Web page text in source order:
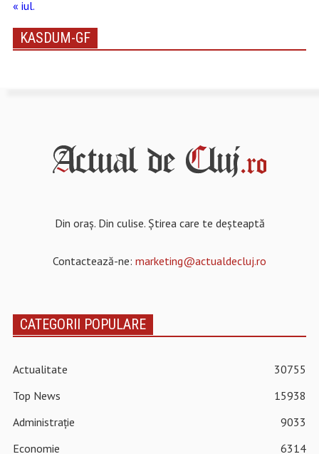
« iul.
KASDUM-GF
Din oraș. Din culise. Știrea care te deșteaptă
Contactează-ne: marketing@actualdecluj.ro
CATEGORII POPULARE
Actualitate
30755
Top News
15938
Administrație
9033
Economie
6314